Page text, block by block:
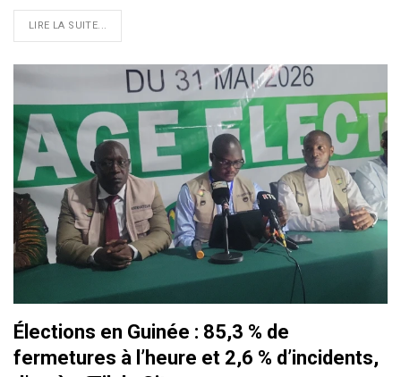
LIRE LA SUITE...
Élections en Guinée : 85,3 % de
fermetures à l’heure et 2,6 % d’incidents,